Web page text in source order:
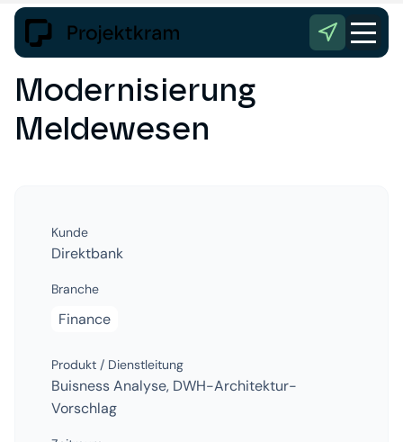
Modernisierung
Meldewesen
Kunde
Direktbank
Branche
Finance
Produkt / Dienstleitung
Buisness Analyse, DWH-Architektur-
Vorschlag